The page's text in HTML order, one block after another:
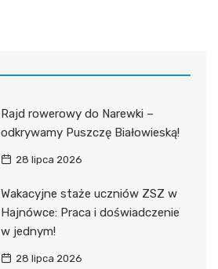
Rajd rowerowy do Narewki –
odkrywamy Puszczę Białowieską!
28 lipca 2026
Wakacyjne staże uczniów ZSZ w
Hajnówce: Praca i doświadczenie
w jednym!
28 lipca 2026